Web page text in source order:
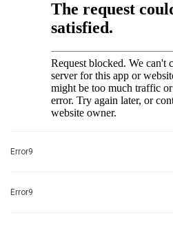
Error9
Error9